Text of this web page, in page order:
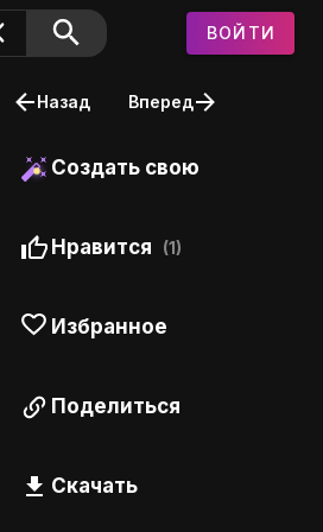
ВОЙТИ
Назад Вперед
Создать свою
Нравится (1)
Избранное
Поделиться
Скачать